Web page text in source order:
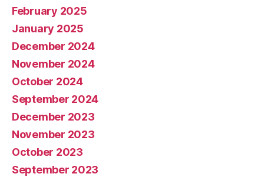
February 2025
January 2025
December 2024
November 2024
October 2024
September 2024
December 2023
November 2023
October 2023
September 2023